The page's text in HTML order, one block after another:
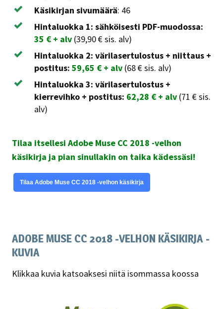
Käsikirjan sivumäärä: 46
Hintaluokka 1: sähköisesti PDF-muodossa:
35 € + alv (39,90 € sis. alv)
Hintaluokka 2: värilasertulostus + niittaus +
postitus: 59,65 € + alv (68 € sis. alv)
Hintaluokka 3: värilasertulostus +
kierrevihko + postitus: 62,28 € + alv (71 € sis.
alv)
Tilaa itsellesi Adobe Muse CC 2018 -velhon
käsikirja ja pian sinullakin on taika kädessäsi!
Tilaa Adobe Muse CC 2018 -velhon käsikirja
ADOBE MUSE CC 2018 -VELHON KÄSIKIRJA -
KUVIA
Klikkaa kuvia katsoaksesi niitä isommassa koossa